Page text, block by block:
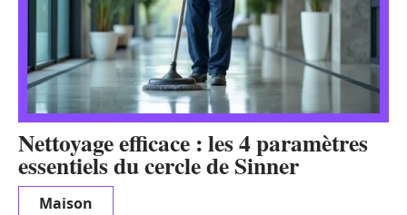
Nettoyage efficace : les 4 paramètres
essentiels du cercle de Sinner
Maison